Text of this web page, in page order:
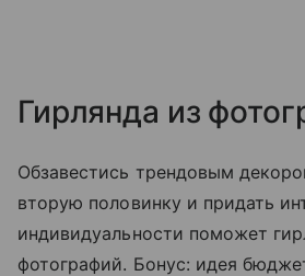
Гирлянда из
Обзавестись трендовым
вторую половинку и придать
индивидуальности поможет
фотографий. Бонус: идея